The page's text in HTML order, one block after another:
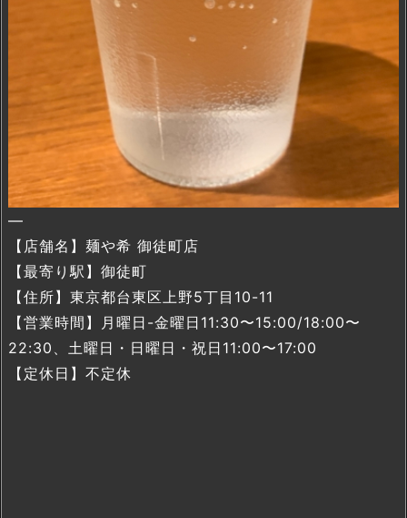
—
【店舗名】麺や希 御徒町店
【最寄り駅】御徒町
【住所】東京都台東区上野5丁目10-11
【営業時間】月曜日-金曜日11:30〜15:00/18:00〜
22:30、土曜日・日曜日・祝日11:00〜17:00
【定休日】不定休